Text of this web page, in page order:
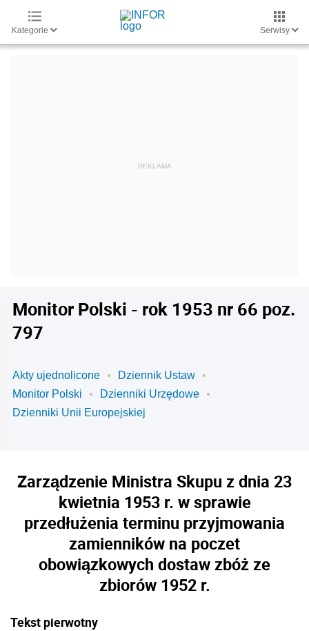
Kategorie Serwisy
Monitor Polski - rok 1953 nr 66 poz.
797
Akty ujednolicone
Dziennik Ustaw
Monitor Polski
Dzienniki Urzędowe
Dzienniki Unii Europejskiej
Zarządzenie Ministra Skupu z dnia 23
kwietnia 1953 r. w sprawie
przedłużenia terminu przyjmowania
zamienników na poczet
obowiązkowych dostaw zbóż ze
zbiorów 1952 r.
Tekst pierwotny